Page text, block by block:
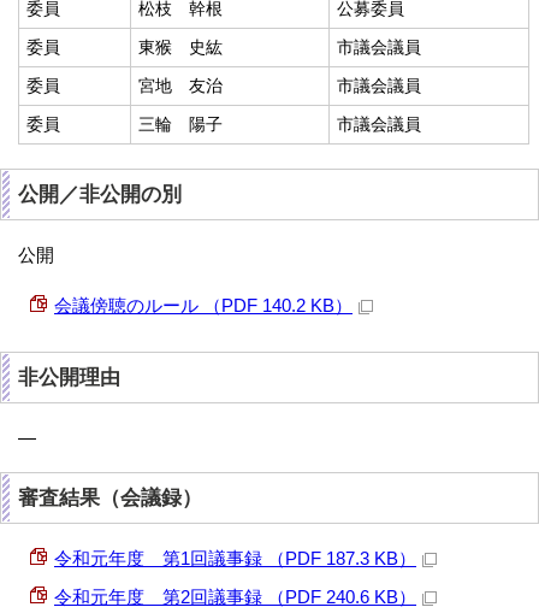
委員
松枝 幹根
公募委員
委員
東猴 史紘
市議会議員
委員
宮地 友治
市議会議員
委員
三輪 陽子 市議会議員
公開／非公開の別
公開
会議傍聴のルール （PDF 140.2 KB）
非公開理由
—
審査結果（会議録）
令和元年度 第1回議事録 （PDF 187.3 KB）
令和元年度 第2回議事録 （PDF 240.6 KB）